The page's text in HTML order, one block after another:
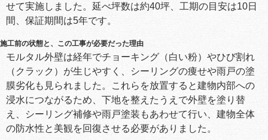
せて実施しました。延べ坪数は約40坪、工期の目安は10日
間、保証期間は5年です。
施工前の状態と、この工事が必要だった理由
モルタル外壁は経年でチョーキング（白い粉）やひび割れ
（クラック）が生じやすく、シーリングの痩せや雨戸の塗
膜劣化も見られました。これらを放置すると建物内部への
浸水につながるため、下地を整えたうえで外壁を塗り替
え、シーリング補修や雨戸塗装もあわせて行い、建物全体
の防水性と美観を回復させる必要がありました。